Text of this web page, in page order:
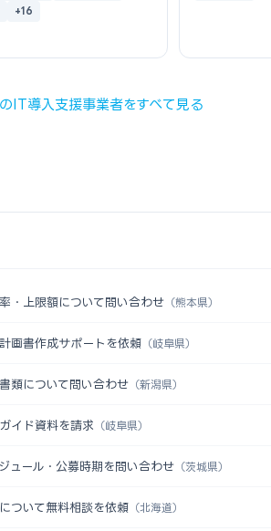
+16
IT導入支援事業者をすべて見る
・上限額について問い合わせ （熊本県）
画書作成サポートを依頼 （岐阜県）
類について問い合わせ （新潟県）
イド資料を請求 （岐阜県）
ュール・公募時期を問い合わせ （茨城県）
ついて無料相談を依頼 （北海道）